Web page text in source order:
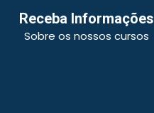
Receba Informações
Sobre os nossos cursos